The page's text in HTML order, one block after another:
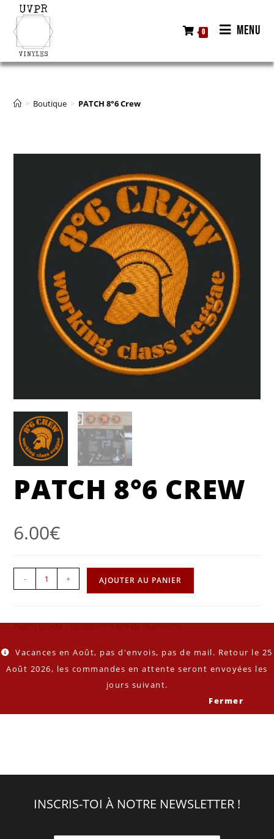
Vacances en Août, pas d'envois, pas de mail. Retour le 25
Août 2026, les commandes en attente seront envoyées les
jours suivant.
Fermer
0 MENU
> Boutique > PATCH 8°6 Crew
PATCH 8°6 CREW
6.00€
- + AJOUTER AU PANIER
Patch brodé. Dispo en 8 cm de diamètre.
INSCRIS-TOI À NOTRE NEWSLETTER !